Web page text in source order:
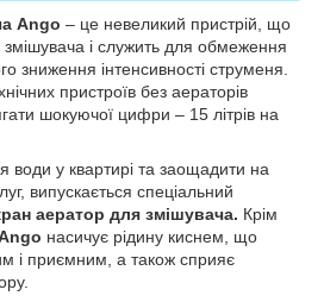
Ango – це невеликий пристрій, що
змішувача і служить для обмеження
зниження інтенсивності струменя.
пристроїв без аераторів
шокуючої цифри – 15 літрів на
води у квартирі та заощадити на
випускається спеціальний
аератор для змішувача. Крім
насичує рідину киснем, що
і приємним, а також сприяє